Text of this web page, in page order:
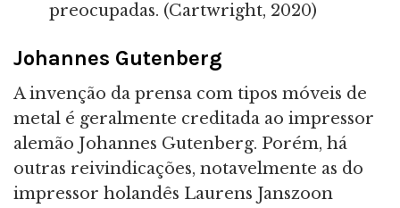
preocupadas. (Cartwright, 2020)
Johannes Gutenberg
A invenção da prensa com tipos móveis de
metal é geralmente creditada ao impressor
alemão Johannes Gutenberg. Porém, há
outras reivindicações, notavelmente as do
impressor holandês Laurens Janszoon